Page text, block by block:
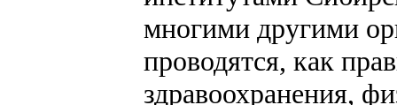
многими другими
проводятся, как
здравоохранения,